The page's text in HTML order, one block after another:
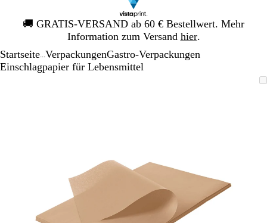
🚚 GRATIS-VERSAND ab 60 € Bestellwert. Mehr
Information zum Versand hier.
Galeriebild
1
Startseite VerpackungenGastro-Verpackungen
Einschlagpapier für Lebensmittel
zum
und
die
Pfeiltasten